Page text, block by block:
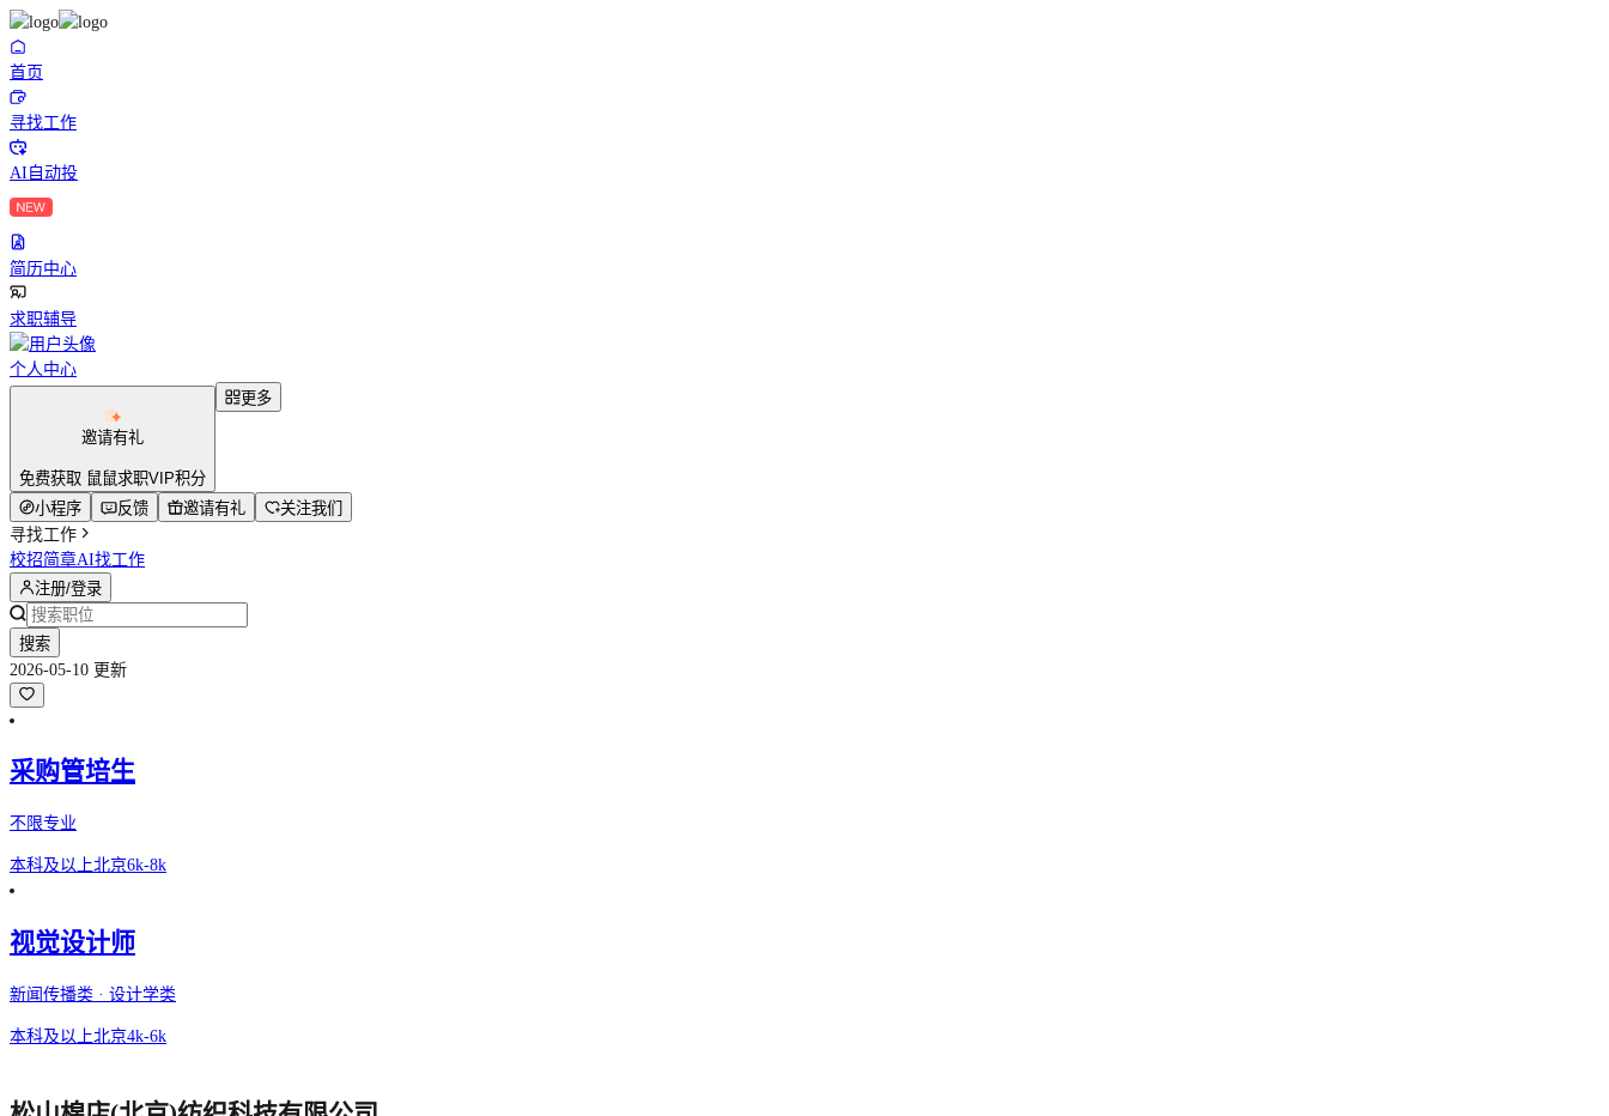
首页
寻找工作
AI自动投
简历中心
求职辅导
个人中心
邀请有礼
免费获取 鼠鼠求职VIP积分
更多
小程序 反馈 邀请有礼
关注我们
寻找工作
校招简章AI找工作
注册/登录
搜索
2026-05-10 更新
采购管培生
不限专业
本科及以上北京6k-8k
视觉设计师
新闻传播类 · 设计学类
本科及以上北京4k-6k